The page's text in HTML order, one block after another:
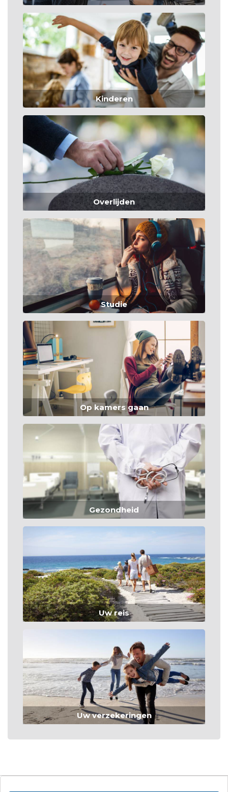
Kinderen
Overlijden
Studie
Op kamers gaan
Gezondheid
Uw reis
Uw verzekeringen